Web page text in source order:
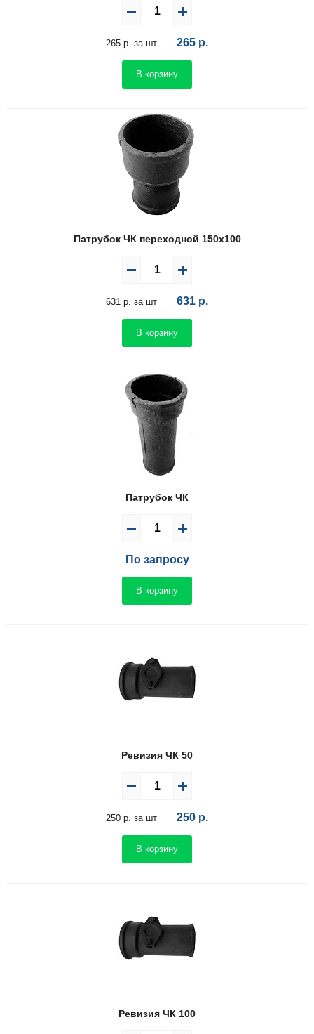
265 р. за шт 265 р.
В корзину
Патрубок ЧК переходной 150х100
631 р. за шт 631 р.
В корзину
Патрубок ЧК
По запросу
В корзину
Ревизия ЧК 50
250 р. за шт 250 р.
В корзину
Ревизия ЧК 100